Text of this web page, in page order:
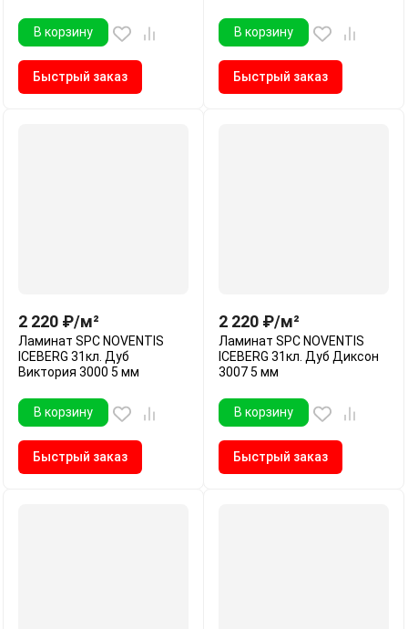
В корзину
Быстрый заказ
В корзину
Быстрый заказ
2 220 ₽/м²
Ламинат SPC NOVENTIS
ICEBERG 31кл. Дуб
Виктория 3000 5 мм
В корзину
Быстрый заказ
2 220 ₽/м²
Ламинат SPC NOVENTIS
ICEBERG 31кл. Дуб Диксон
3007 5 мм
В корзину
Быстрый заказ